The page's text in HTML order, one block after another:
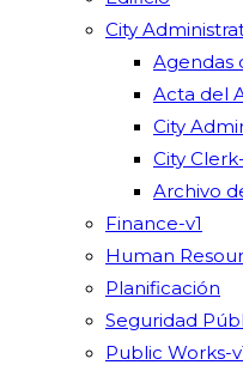
City
Agendas
Acta del
City
City
Archivo
Finance-v1
Human
Planificación
Seguridad
Public Works-